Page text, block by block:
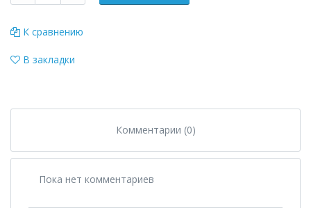
К сравнению
В закладки
Комментарии (0)
Пока нет комментариев